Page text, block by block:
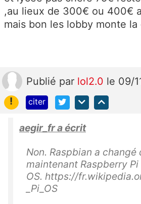
,au lieux de 300€ ou 400€
mais bon les lobby monte la
Publié par lol2.0 le 09/
!
citer
aegir_fr a écrit
Non. Raspbian a changé
maintenant Raspberry Pi
OS. https://
_Pi_OS